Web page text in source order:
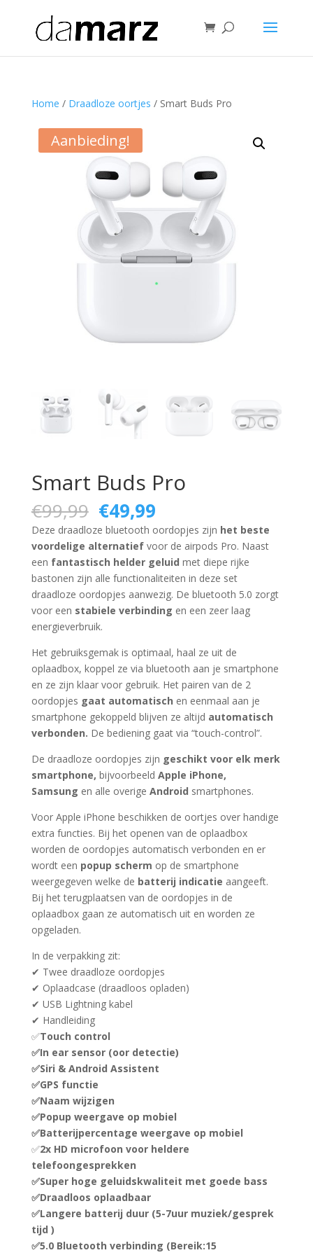
Home / Draadloze oortjes / Smart Buds Pro
Aanbieding!
Smart Buds Pro
€99,99 Oorspronkelijke
prijs
was:
€99,99.
€49,99Huidige
prijs
is:
€49,99.
Deze draadloze bluetooth oordopjes zijn het beste
voordelige alternatiefvoor de airpods Pro. Naast
een fantastisch helder geluid met diepe rijke
bastonen zijn alle functionaliteiten in deze set
draadloze oordopjes aanwezig. De bluetooth 5.0 zorgt
voor een stabiele verbinding en een zeer laag
energieverbruik.
Het gebruiksgemak is optimaal, haal ze uit de
oplaadbox, koppel ze via bluetooth aan je smartphone
en ze zijn klaar voor gebruik. Het pairen van de 2
oordopjes gaat automatisch en eenmaal aan je
smartphone gekoppeld blijven ze altijd automatisch
verbonden. De bediening gaat via “touch-control”.
De draadloze oordopjes zijn geschikt voor elk merk
smartphone, bijvoorbeeld Apple iPhone,
Samsung en alle overige Android smartphones.
Voor Apple iPhone beschikken de oortjes over handige
extra functies. Bij het openen van de oplaadbox
worden de oordopjes automatisch verbonden en er
wordt een popup scherm op de smartphone
weergegeven welke de batterij indicatie aangeeft.
Bij het terugplaatsen van de oordopjes in de
oplaadbox gaan ze automatisch uit en worden ze
opgeladen.
In de verpakking zit:
✔ Twee draadloze oordopjes
✔ Oplaadcase (draadloos opladen)
✔ USB Lightning kabel
✔ Handleiding
✅Touch control
✅In ear sensor (oor detectie)
✅Siri & Android Assistent
✅GPS functie
✅Naam wijzigen
✅Popup weergave op mobiel
✅Batterijpercentage weergave op mobiel
✅2x HD microfoon voor heldere
telefoongesprekken
✅Super hoge geluidskwaliteit met goede bass
✅Draadloos oplaadbaar
✅Langere batterij duur (5-7uur muziek/gesprek
tijd )
✅5.0 Bluetooth verbinding (Bereik:15